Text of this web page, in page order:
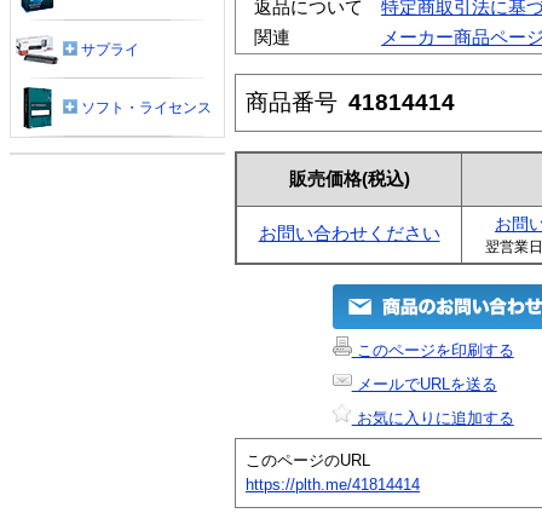
返品について
特定商取引法に基
関連
メーカー商品ペー
商品番号 41814414
販売価格(税込)
お問い合わせください お問
翌営業
このページを印刷する
メールでURLを送る
お気に入りに追加する
このページのURL
https://plth.me/41814414
サプライ
ソフト・ライセンス